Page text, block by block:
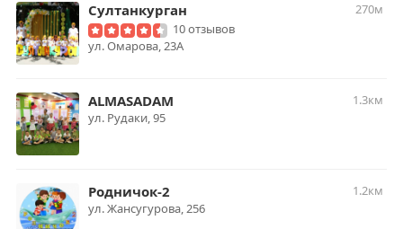
Султанкурган
270м
10 отзывов
ул. Омарова, 23А
ALMASADAM
1.3км
ул. Рудаки, 95
Родничок-2
1.2км
ул. Жансугурова, 256